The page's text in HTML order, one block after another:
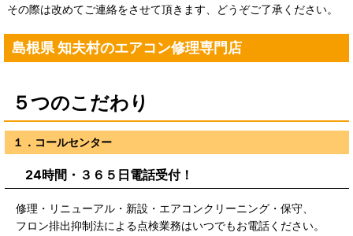
その際は改めてご連絡をさせて頂きます、どうぞご了承ください。
島根県 知夫村のエアコン修理専門店
５つのこだわり
１．コールセンター
24時間・３６５日電話受付！
修理・リニューアル・新設・エアコンクリーニング・保守、
フロン排出抑制法による点検業務はいつでもお電話ください。